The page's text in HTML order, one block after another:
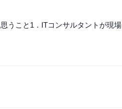
うこと1．ITコンサルタントが現場